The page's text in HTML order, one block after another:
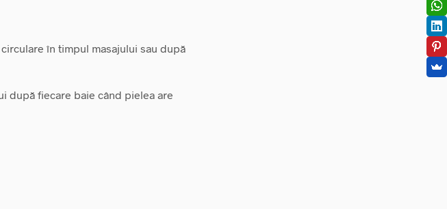
în timpul masajului sau după
după fiecare baie când pielea are